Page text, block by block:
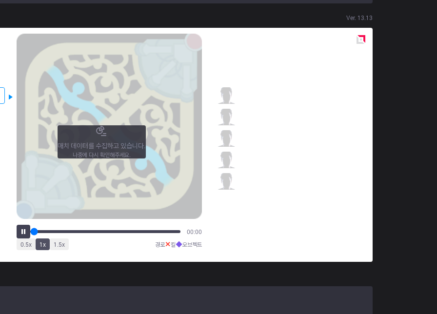
Ver. 13.13
00:00
0.5x 1x 1.5x 경로✕킬◆오브젝트
매치 데이터를 수집하고 있습니다.
나중에 다시 확인해주세요.